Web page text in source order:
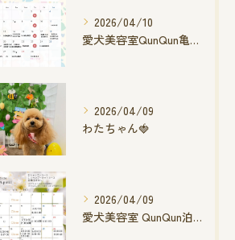
2026/04/10
愛犬美容室QunQun亀山エコー店
2026/04/09
わたちゃん🍓
2026/04/09
愛犬美容室 QunQun泊店 4月空き状況です